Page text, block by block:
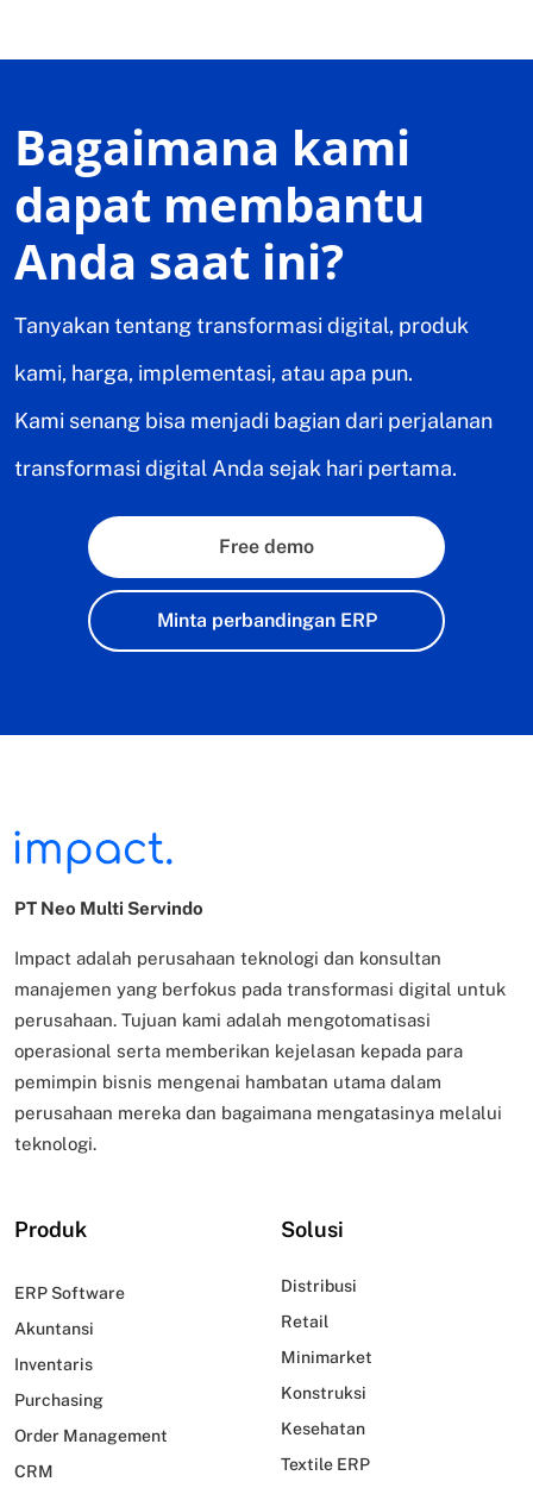
Bagaimana kami
dapat membantu
Anda saat ini?
Tanyakan tentang transformasi digital, produk
kami, harga, implementasi, atau apa pun.
Kami senang bisa menjadi bagian dari perjalanan
transformasi digital Anda sejak hari pertama.
Free demo
Minta perbandingan ERP
PT Neo Multi Servindo
Impact adalah perusahaan teknologi dan konsultan
manajemen yang berfokus pada transformasi digital untuk
perusahaan. Tujuan kami adalah mengotomatisasi
operasional serta memberikan kejelasan kepada para
pemimpin bisnis mengenai hambatan utama dalam
perusahaan mereka dan bagaimana mengatasinya melalui
teknologi.
Produk
ERP Software
Akuntansi
Inventaris
Purchasing
Order Management
CRM
Solusi
Distribusi
Retail
Minimarket
Konstruksi
Kesehatan
Textile ERP